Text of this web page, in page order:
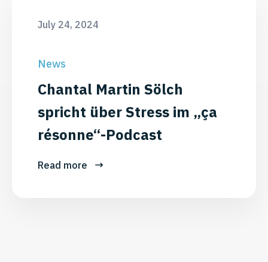
July 24, 2024
News
Chantal Martin Sölch
spricht über Stress im „ça
résonne“-Podcast
Read more